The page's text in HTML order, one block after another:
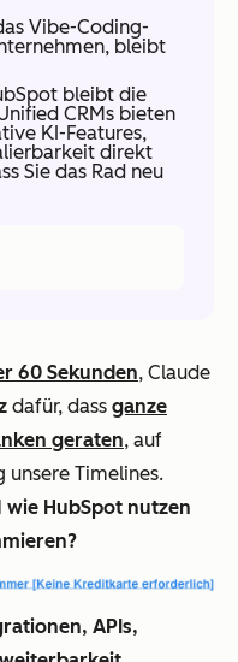
Vibe-Coding-
bleibt
bleibt die
CRMs bieten
KI-Features,
direkt
Sie das Rad neu
60 Sekunden, Claude
dafür, dass ganze
geraten, auf
Timelines.
wie HubSpot nutzen
APIs,